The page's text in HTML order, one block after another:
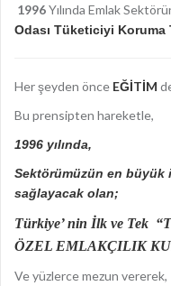
1996Yılında Emlak
Odası Tüketiciyi Koruma
Her şeyden önce EĞİTİM
Bu prensipten hareketle,
1996 yılında,
Sektörümüzün en büyük
sağlayacak olan;
Türkiye’ nin İlk ve Tek
ÖZEL EMLAKÇILIK
Ve yüzlerce mezun vererek,